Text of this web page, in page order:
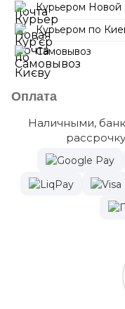
Курьером Новой
Курьером по
Самовывоз
Оплата
Наличными,